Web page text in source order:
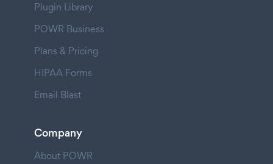
Plugin Library
POWR Business
Plans & Pricing
HIPAA Forms
Email Blast
Company
About POWR